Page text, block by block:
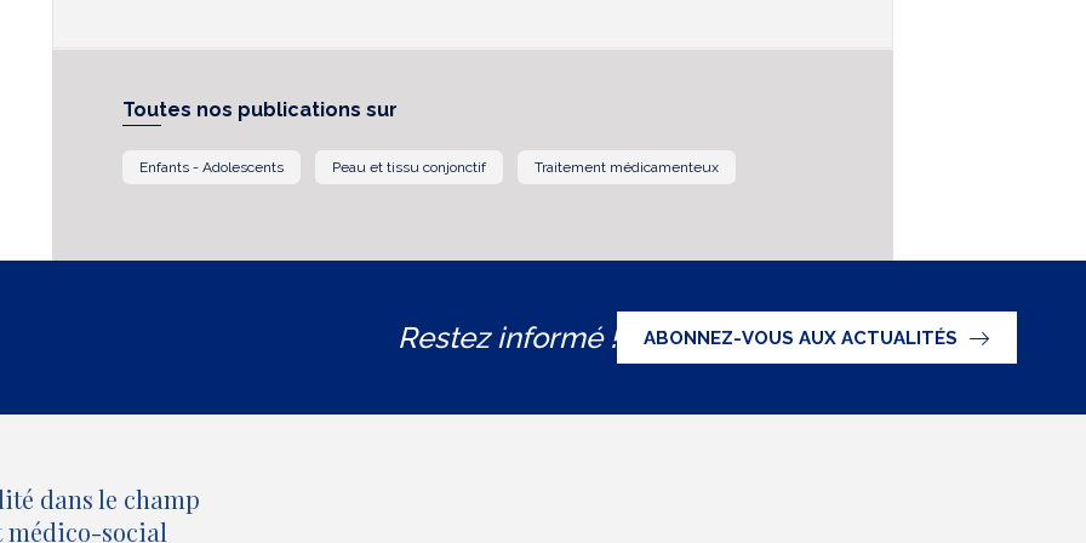
Toutes nos publications sur
Enfants - Adolescents Peau et tissu conjonctif Traitement médicamenteux
Restez informé ! ABONNEZ-VOUS AUX ACTUALITÉS
dans le champ
médico-social